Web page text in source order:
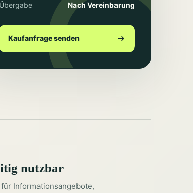
Übergabe Nach Vereinbarung
Kaufanfrage senden
nutzbar
Informationsangebote,